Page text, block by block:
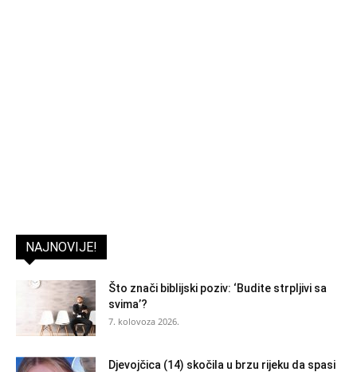
NAJNOVIJE!
Što znači biblijski poziv: ‘Budite strpljivi sa
svima’?
7. kolovoza 2026.
Djevojčica (14) skočila u brzu rijeku da spasi